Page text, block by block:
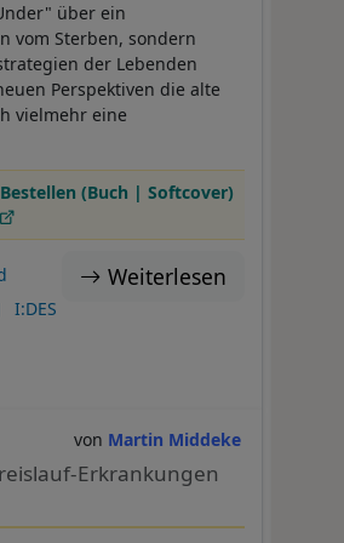
über ein
vom Sterben, sondern
der Lebenden
Perspektiven die alte
vielmehr eine
Bestellen (Buch | Softcover)
Weiterlesen
I:DES
Martin Middeke
Erkrankungen